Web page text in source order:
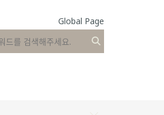
Global Page